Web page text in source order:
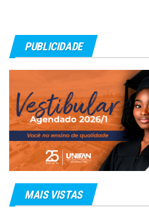
PUBLICIDADE
MAIS VISTAS